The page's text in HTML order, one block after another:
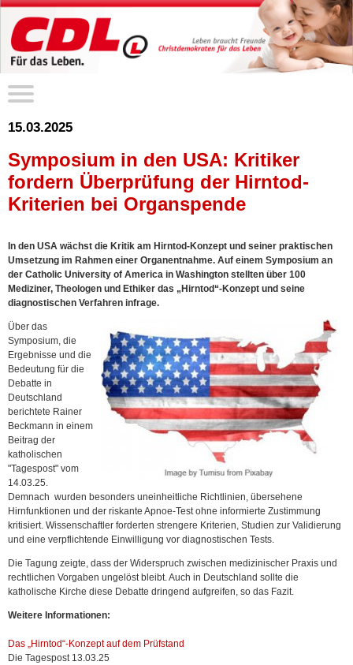
15.03.2025
Symposium in den USA: Kritiker
fordern Überprüfung der Hirntod-
Kriterien bei Organspende
In den USA wächst die Kritik am Hirntod-Konzept und seiner praktischen
Umsetzung im Rahmen einer Organentnahme. Auf einem Symposium an
der Catholic University of America in Washington stellten über 100
Mediziner, Theologen und Ethiker das „Hirntod“-Konzept und seine
diagnostischen Verfahren infrage.
Über das
Symposium, die
Ergebnisse und die
Bedeutung für die
Debatte in
Deutschland
berichtete Rainer
Beckmann in einem
Beitrag der
katholischen
"Tagespost" vom
14.03.25.
Demnach wurden besonders uneinheitliche Richtlinien, übersehene
Hirnfunktionen und der riskante Apnoe-Test ohne informierte Zustimmung
kritisiert. Wissenschaftler forderten strengere Kriterien, Studien zur Validierung
und eine verpflichtende Einwilligung vor diagnostischen Tests.
Die Tagung zeigte, dass der Widerspruch zwischen medizinischer Praxis und
rechtlichen Vorgaben ungelöst bleibt. Auch in Deutschland sollte die
katholische Kirche diese Debatte dringend aufgreifen, so das Fazit.
Weitere Informationen:
Das „Hirntod“-Konzept auf dem Prüfstand
Die Tagespost 13.03.25